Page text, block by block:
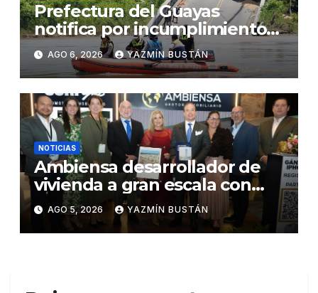
Prefectura del Guayas
notifica por incumplimiento
contractual a la Concesionaria
CONORTE y exige celeridad
en desmontaje del puente
Gonzalo Icaza Cornejo, en
Daule
AGO 6, 2026 YAZMÍN BUSTÁN
NOTICIAS
Ambiensa desarrollador de
vivienda a gran escala con
estándares internacionales
de sostenibilidad
AGO 5, 2026 YAZMÍN BUSTÁN